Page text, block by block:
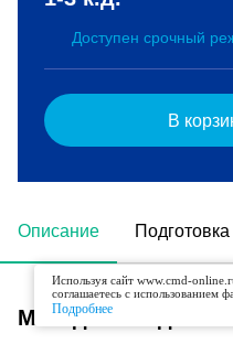
Описание Подготовка
Метод
Доступен срочный
В
Используя сайт www.cmd-
соглашаетесь с использованием
Подробнее